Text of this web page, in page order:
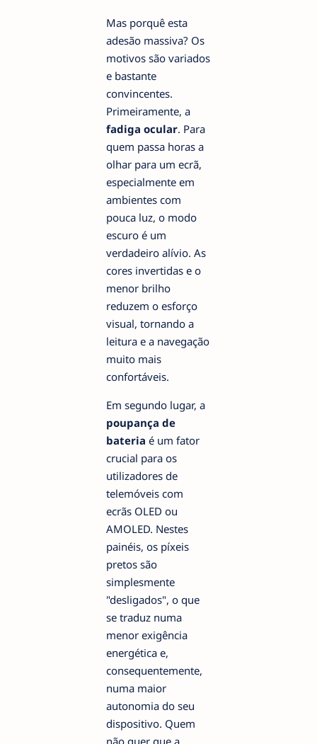
Mas porquê esta
adesão massiva? Os
motivos são variados
e bastante
convincentes.
Primeiramente, a
fadiga ocular. Para
quem passa horas a
olhar para um ecrã,
especialmente em
ambientes com
pouca luz, o modo
escuro é um
verdadeiro alívio. As
cores invertidas e o
menor brilho
reduzem o esforço
visual, tornando a
leitura e a navegação
muito mais
confortáveis.
Em segundo lugar, a
poupança de
bateria é um fator
crucial para os
utilizadores de
telemóveis com
ecrãs OLED ou
AMOLED. Nestes
painéis, os píxeis
pretos são
simplesmente
"desligados", o que
se traduz numa
menor exigência
energética e,
consequentemente,
numa maior
autonomia do seu
dispositivo. Quem